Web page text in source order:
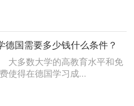
德国需要多少钱什么条件？
多数大学的高教育水平和免
使得在德国学习成...